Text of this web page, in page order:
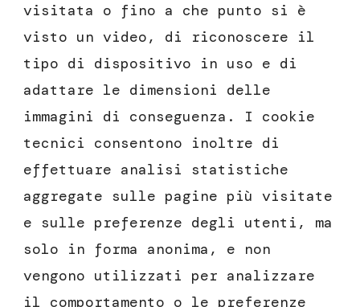
visitata o fino a che punto si è
visto un video, di riconoscere il
tipo di dispositivo in uso e di
adattare le dimensioni delle
immagini di conseguenza. I cookie
tecnici consentono inoltre di
effettuare analisi statistiche
aggregate sulle pagine più visitate
e sulle preferenze degli utenti, ma
solo in forma anonima, e non
vengono utilizzati per analizzare
il comportamento o le preferenze